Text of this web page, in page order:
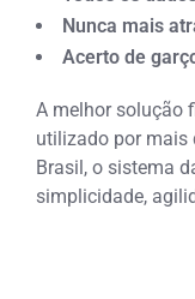
Nunca mais
Acerto de
A melhor solução
utilizado por mais
Brasil, o sistema
simplicidade,